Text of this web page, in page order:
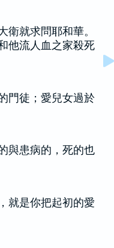
衛就求問耶和華。
他流人血之家殺死
門徒；愛兒女過於
與患病的，死的也
就是你把起初的愛